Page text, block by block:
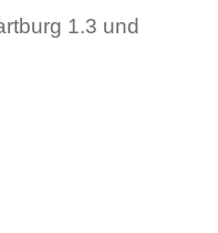
1.3 und